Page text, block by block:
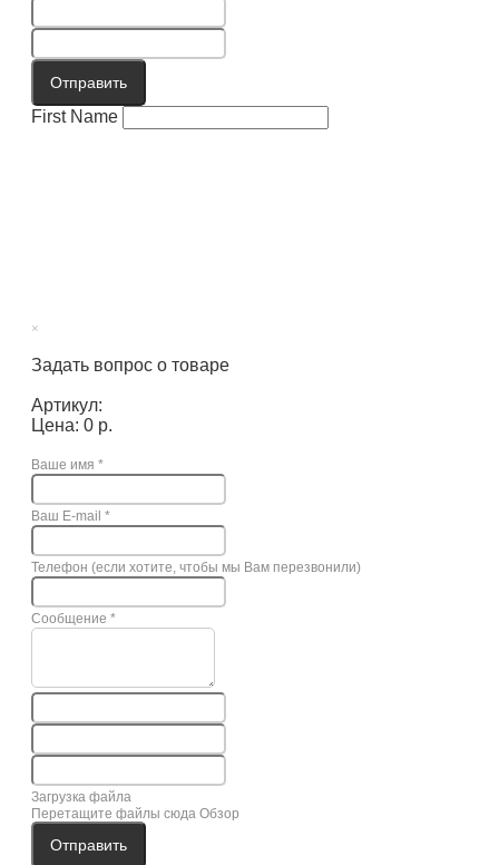
Отправить
First Name
×
Задать вопрос о товаре
Артикул:
Цена: 0 р.
Ваше имя *
Ваш E-mail *
Телефон (если хотите, чтобы мы Вам перезвонили)
Сообщение *
Загрузка файла
Перетащите файлы сюда Обзор
Отправить